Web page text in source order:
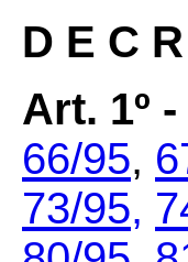
D E C
Art. 1º -
66/95,
73/95,